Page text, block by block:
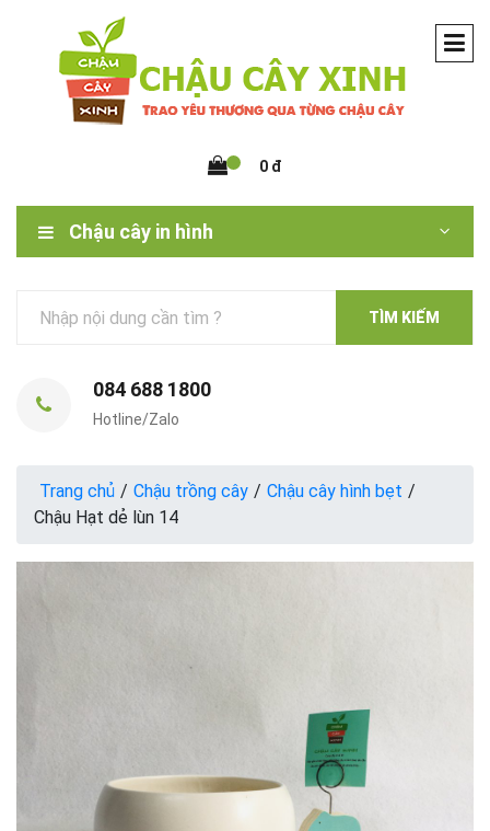
0 đ
Chậu cây in hình
TÌM KIẾM
084 688 1800
Hotline/Zalo
Trang chủ / Chậu trồng cây / Chậu cây hình bẹt /
Chậu Hạt dẻ lùn 14